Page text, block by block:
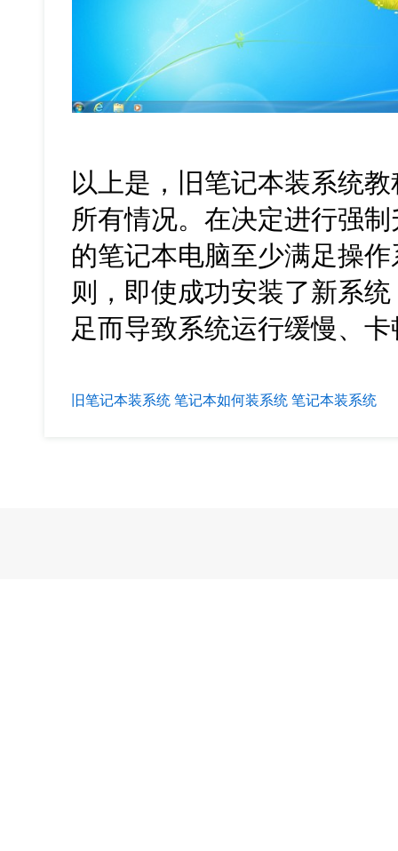
以上是，旧笔记本装系统
所有情况。在决定进行强
的笔记本电脑至少满足操
则，即使成功安装了新系
足而导致系统运行缓慢、
旧笔记本装系统 笔记本如何装系统 笔记本装系统